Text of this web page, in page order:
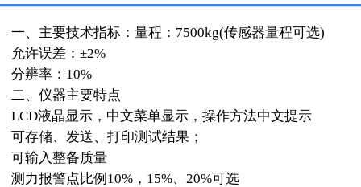
一、主要技术指标：量程：7500kg(传感器量程可选)
允许误差：±2%
分辨率：10%
二、仪器主要特点
LCD液晶显示，中文菜单显示，操作方法中文提示
可存储、发送、打印测试结果；
可输入整备质量
测力报警点比例10%，15%、20%可选